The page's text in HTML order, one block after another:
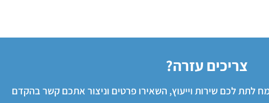
צריכים עזרה?
לתת לכם שירות וייעוץ, השאירו פרטים וניצור אתכם קשר בהקדם